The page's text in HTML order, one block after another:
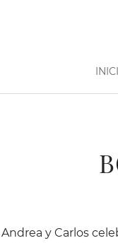
Andrea y Carlos